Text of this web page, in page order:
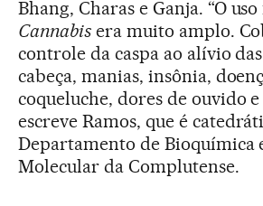
Bhang, Charas e Ganja. “O
Cannabisera muito amplo.
controle da caspa ao alívio
cabeça, manias, insônia,
coqueluche, dores de ouvido
escreve Ramos, que é
Departamento de Bioquímica
Molecular da Complutense.